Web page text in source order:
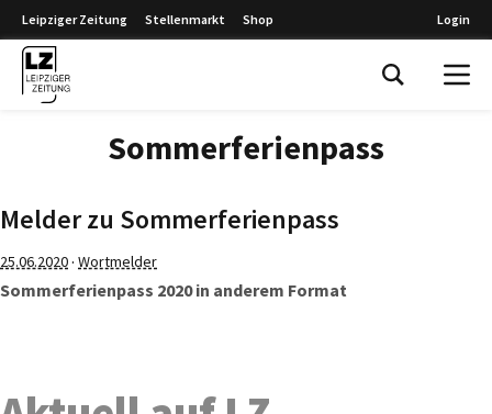
Leipziger Zeitung Stellenmarkt Shop Login
Sommerferienpass
Melder zu Sommerferienpass
25.06.2020· Wortmelder
Sommerferienpass 2020 in anderem Format